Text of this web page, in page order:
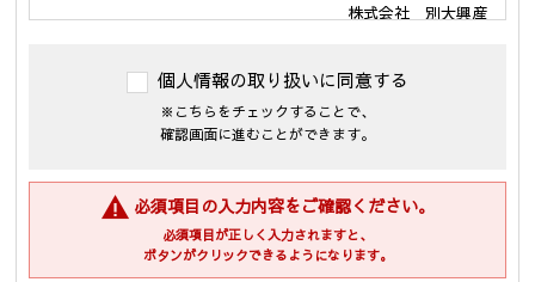
株式会社 別大興産
１．個人情報の利用の目的
当社が保有するお客様の個人情報は、次の目的のために利用さ
売買契約の締結、仲介業務」
・賃貸については「入居受付審査、紹介カード、結果などの
連絡、賃貸借契約、保証契約、保証委託契約、管理委託契
約、それらに付随する契約の締結、仲介、履行、及び契約
個人情報の取り扱いに同意する
※こちらをチェックすることで、
確認画面に進むことができます。
必須項目の入力内容をご確認ください。
必須項目が正しく入力されますと、
ボタンがクリックできるようになります。